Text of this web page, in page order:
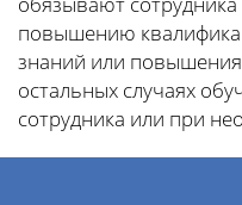
повышению
знаний или
остальных случаях
сотрудника или при